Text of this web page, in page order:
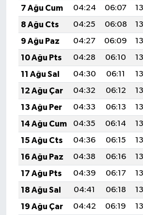
7 Ağu Cum
04:24 06:07
8 Ağu Cts
04:25 06:08
9 Ağu Paz
04:27 06:09
10 Ağu Pts
04:28 06:10
11 Ağu Sal
04:30 06:11
12 Ağu Çar
04:32 06:12
13 Ağu Per
04:33 06:13
14 Ağu Cum
04:35 06:14
15 Ağu Cts
04:36 06:15
16 Ağu Paz
04:38 06:16
17 Ağu Pts
04:39 06:17
18 Ağu Sal
04:41 06:18
19 Ağu Çar
04:42 06:19